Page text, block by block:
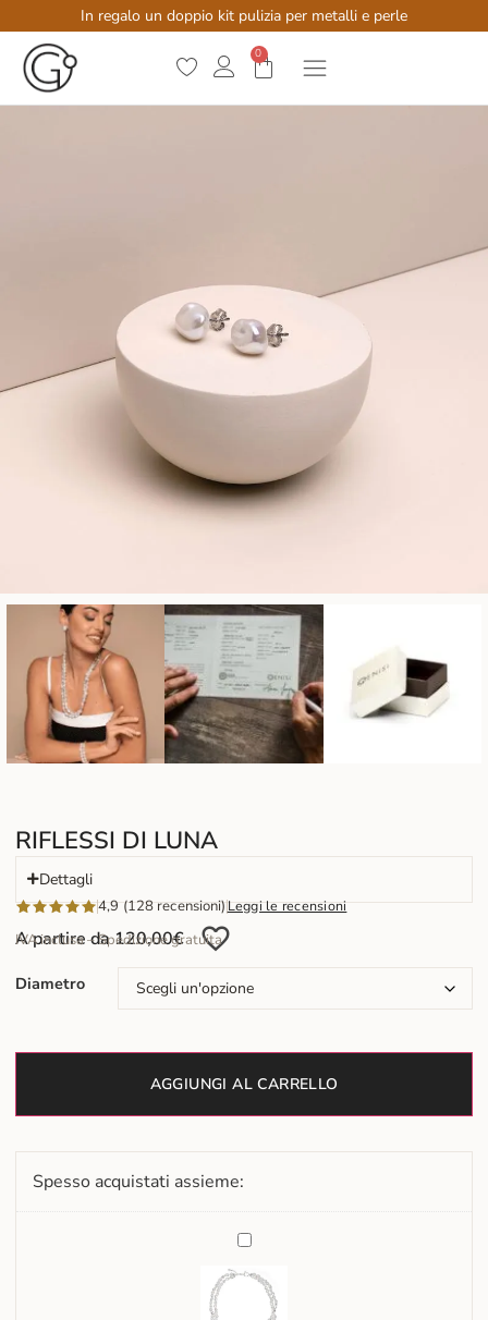
In regalo un doppio kit pulizia per metalli e perle
0
RIFLESSI DI LUNA
Dettagli
4,9 (128 recensioni)Leggi le recensioni
A partire da120,00€
IVA inclusa – Spedizione gratuita
Diametro
AGGIUNGI AL CARRELLO
Spesso acquistati assieme:
Collana
con
perle
barocche
Keshi